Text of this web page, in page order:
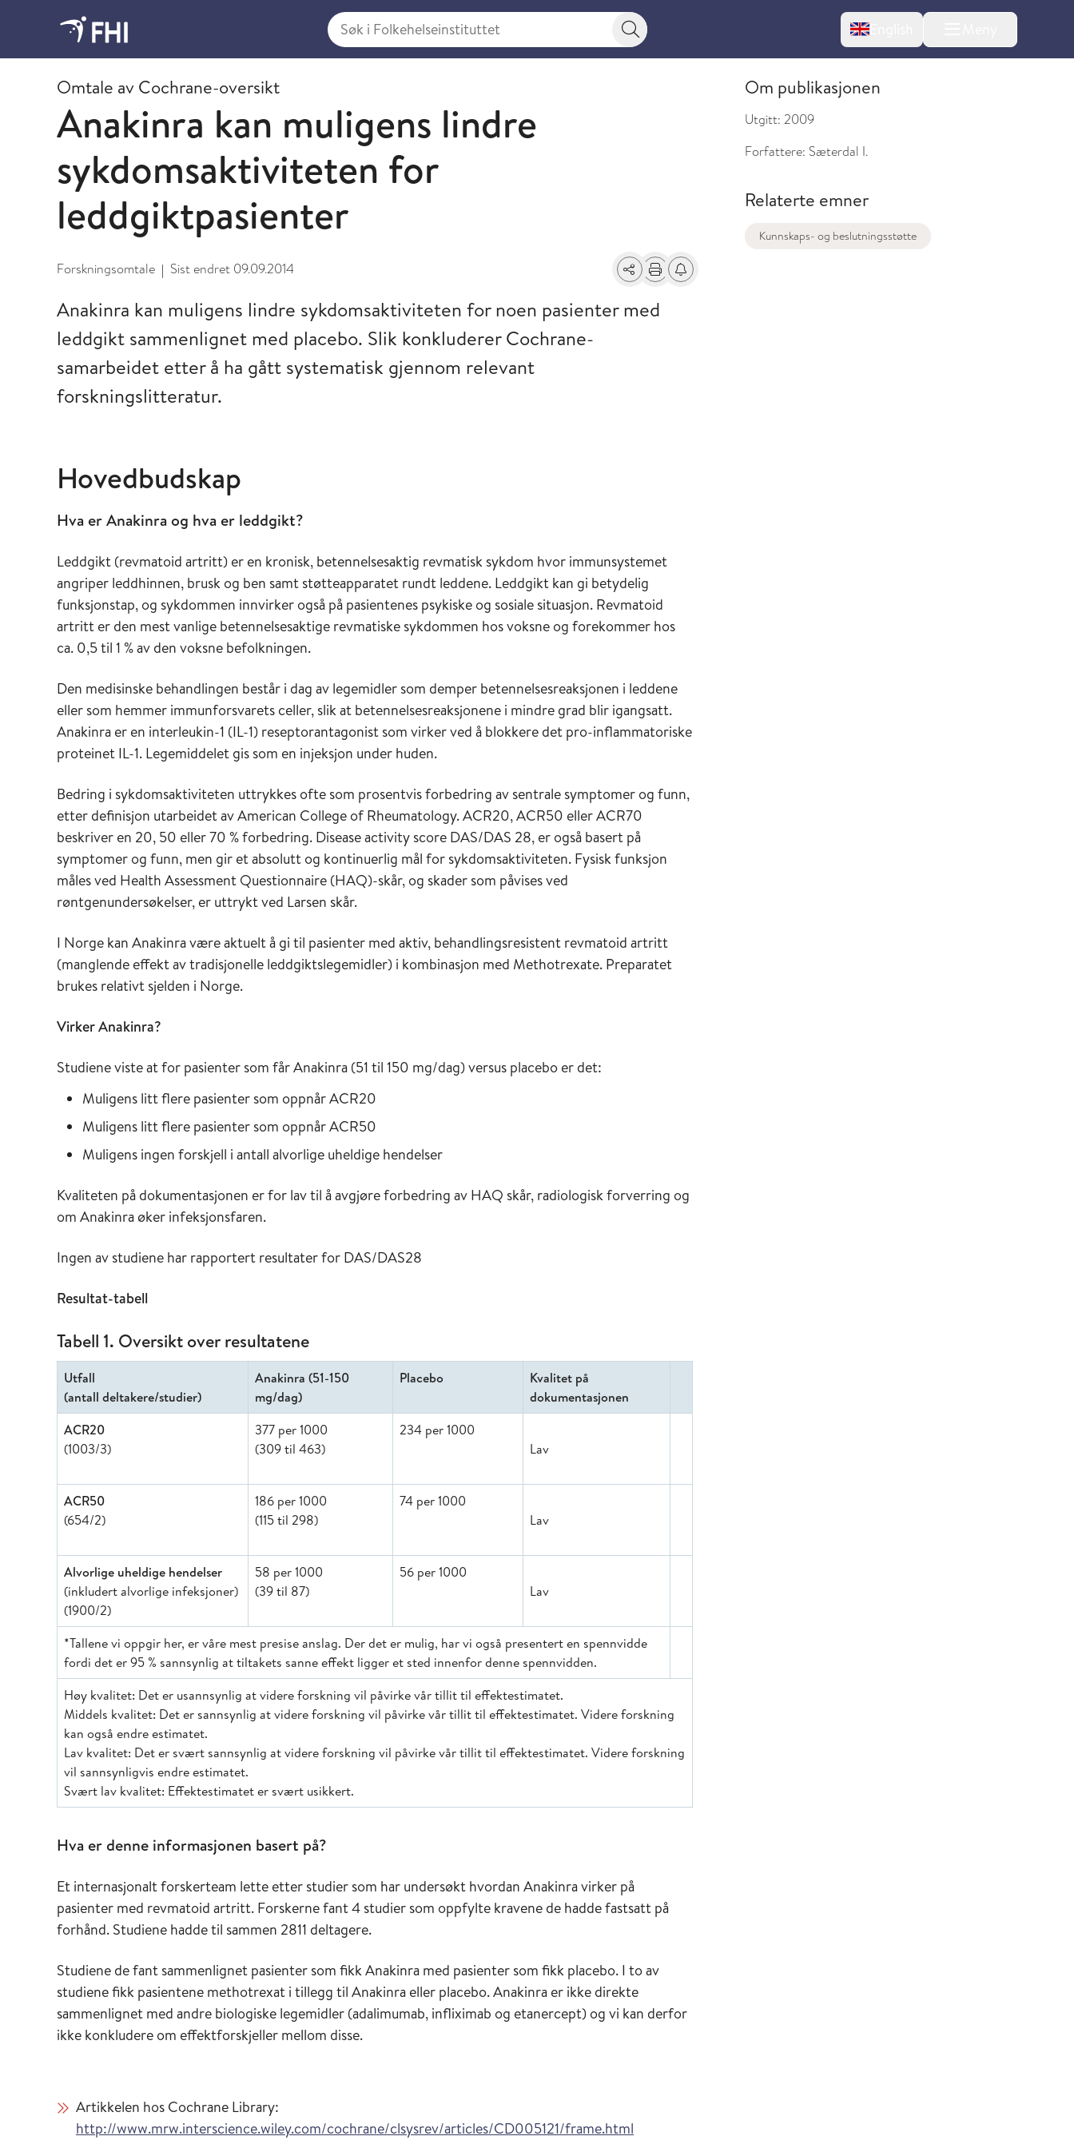
Søk i Folkehelseinstituttet
Søkeknapp English
2009 og eldre publikasjoner fra FHI
Omtale av Cochrane-oversikt
Anakinra kan muligens lindre
sykdomsaktiviteten for
leddgiktpasienter
Forskningsomtale | Sist endret 09.09.2014 Del Skriv utFå varsel om endringer
Anakinra kan muligens lindre sykdomsaktiviteten for noen pasienter med
leddgikt sammenlignet med placebo. Slik konkluderer Cochrane-
samarbeidet etter å ha gått systematisk gjennom relevant
forskningslitteratur.
Hovedbudskap
Hva er Anakinra og hva er leddgikt?
Leddgikt (revmatoid artritt) er en kronisk, betennelsesaktig revmatisk sykdom hvor immunsystemet
angriper leddhinnen, brusk og ben samt støtteapparatet rundt leddene. Leddgikt kan gi betydelig
funksjonstap, og sykdommen innvirker også på pasientenes psykiske og sosiale situasjon. Revmatoid
artritt er den mest vanlige betennelsesaktige revmatiske sykdommen hos voksne og forekommer hos
ca. 0,5 til 1 % av den voksne befolkningen.
Den medisinske behandlingen består i dag av legemidler som demper betennelsesreaksjonen i leddene
eller som hemmer immunforsvarets celler, slik at betennelsesreaksjonene i mindre grad blir igangsatt.
Anakinra er en interleukin-1 (IL-1) reseptorantagonist som virker ved å blokkere det pro-inflammatoriske
proteinet IL-1. Legemiddelet gis som en injeksjon under huden.
Bedring i sykdomsaktiviteten uttrykkes ofte som prosentvis forbedring av sentrale symptomer og funn,
etter definisjon utarbeidet av American College of Rheumatology. ACR20, ACR50 eller ACR70
beskriver en 20, 50 eller 70 % forbedring. Disease activity score DAS/DAS 28, er også basert på
symptomer og funn, men gir et absolutt og kontinuerlig mål for sykdomsaktiviteten. Fysisk funksjon
måles ved Health Assessment Questionnaire (HAQ)-skår, og skader som påvises ved
røntgenundersøkelser, er uttrykt ved Larsen skår.
I Norge kan Anakinra være aktuelt å gi til pasienter med aktiv, behandlingsresistent revmatoid artritt
(manglende effekt av tradisjonelle leddgiktslegemidler) i kombinasjon med Methotrexate. Preparatet
brukes relativt sjelden i Norge.
Virker Anakinra?
Studiene viste at for pasienter som får Anakinra (51 til 150 mg/dag) versus placebo er det:
Muligens litt flere pasienter som oppnår ACR20
Muligens litt flere pasienter som oppnår ACR50
Muligens ingen forskjell i antall alvorlige uheldige hendelser
Kvaliteten på dokumentasjonen er for lav til å avgjøre forbedring av HAQ skår, radiologisk forverring og
om Anakinra øker infeksjonsfaren.
Ingen av studiene har rapportert resultater for DAS/DAS28
Resultat-tabell
Tabell 1. Oversikt over resultatene
Utfall
(antall deltakere/studier)
Anakinra (51-150
mg/dag)
Placebo
Kvalitet på
dokumentasjonen
ACR20
(1003/3)
377 per 1000
(309 til 463)
234 per 1000
Lav
ACR50
(654/2)
186 per 1000
(115 til 298)
74 per 1000
Lav
Alvorlige uheldige hendelser
(inkludert alvorlige infeksjoner)
(1900/2)
58 per 1000
(39 til 87)
56 per 1000
Lav
*Tallene vi oppgir her, er våre mest presise anslag. Der det er mulig, har vi også presentert en spennvidde
fordi det er 95 % sannsynlig at tiltakets sanne effekt ligger et sted innenfor denne spennvidden.
Høy kvalitet: Det er usannsynlig at videre forskning vil påvirke vår tillit til effektestimatet.
Middels kvalitet: Det er sannsynlig at videre forskning vil påvirke vår tillit til effektestimatet. Videre forskning
kan også endre estimatet.
Lav kvalitet: Det er svært sannsynlig at videre forskning vil påvirke vår tillit til effektestimatet. Videre forskning
vil sannsynligvis endre estimatet.
Svært lav kvalitet: Effektestimatet er svært usikkert.
Hva er denne informasjonen basert på?
Et internasjonalt forskerteam lette etter studier som har undersøkt hvordan Anakinra virker på
pasienter med revmatoid artritt. Forskerne fant 4 studier som oppfylte kravene de hadde fastsatt på
forhånd. Studiene hadde til sammen 2811 deltagere.
Studiene de fant sammenlignet pasienter som fikk Anakinra med pasienter som fikk placebo. I to av
studiene fikk pasientene methotrexat i tillegg til Anakinra eller placebo. Anakinra er ikke direkte
sammenlignet med andre biologiske legemidler (adalimumab, infliximab og etanercept) og vi kan derfor
ikke konkludere om effektforskjeller mellom disse.
Artikkelen hos Cochrane Library:
http://www.mrw.interscience.wiley.com/cochrane/clsysrev/articles/CD005121/frame.html
Om publikasjonen
Utgitt: 2009
Forfattere: Sæterdal I.
Relaterte emner
Kunnskaps- og beslutningsstøtte